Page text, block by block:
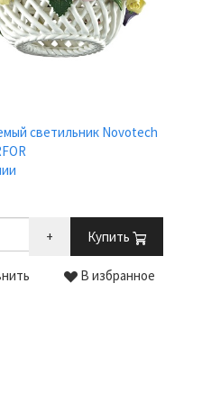
светильник Novotech
+ Купить
В избранное